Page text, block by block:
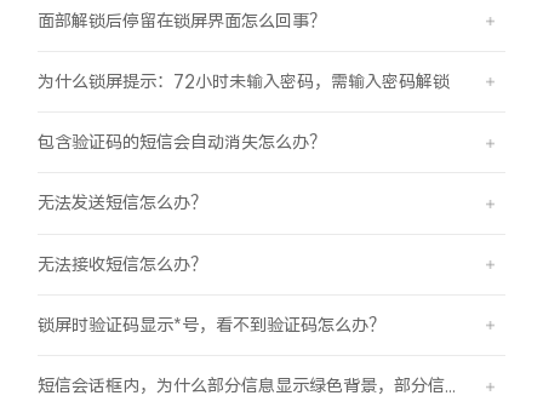
面部解锁后停留在锁屏界面怎么回事？
为什么锁屏提示：72小时未输入密码，需输入密码解锁
包含验证码的短信会自动消失怎么办？
无法发送短信怎么办？
无法接收短信怎么办？
锁屏时验证码显示*号，看不到验证码怎么办？